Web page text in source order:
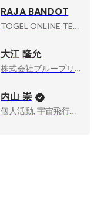
RAJA BANDOT
TOGEL ONLINE TERPERCAYA, SITUS JUDI ONLINE TERPERCAYA SE INDONESIA RAYA
大江 隆允
株式会社ブループリント, 代表取締役CEO
内山 崇
個人活動, 宇宙飛行士挑戦エバンジェリスト